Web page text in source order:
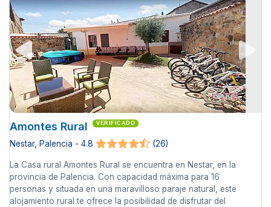
Amontes Rural VERIFICADO
Nestar, Palencia - 4.8 (26)
La Casa rural Amontes Rural se encuentra en Nestar, en la
provincia de Palencia. Con capacidad máxima para 16
personas y situada en una maravilloso paraje natural, este
alojamiento rural te ofrece la posibilidad de disfrutar del